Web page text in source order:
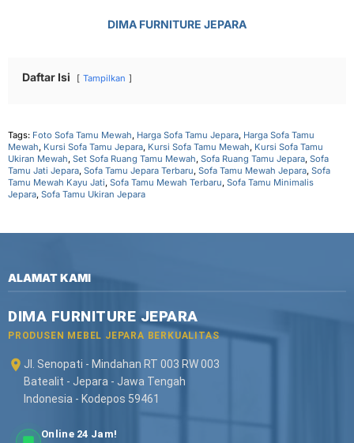
DIMA FURNITURE JEPARA
Daftar Isi Tampilkan
Tags: Foto Sofa Tamu Mewah, Harga Sofa Tamu Jepara, Harga Sofa Tamu
Mewah, Kursi Sofa Tamu Jepara, Kursi Sofa Tamu Mewah, Kursi Sofa Tamu
Ukiran Mewah, Set Sofa Ruang Tamu Mewah, Sofa Ruang Tamu Jepara, Sofa
Tamu Jati Jepara, Sofa Tamu Jepara Terbaru, Sofa Tamu Mewah Jepara, Sofa
Tamu Mewah Kayu Jati, Sofa Tamu Mewah Terbaru, Sofa Tamu Minimalis
Jepara, Sofa Tamu Ukiran Jepara
ALAMAT KAMI
DIMA FURNITURE JEPARA
PRODUSEN MEBEL JEPARA BERKUALITAS
Jl. Senopati - Mindahan RT 003 RW 003
Batealit - Jepara - Jawa Tengah
Indonesia - Kodepos 59461
Online 24 Jam!